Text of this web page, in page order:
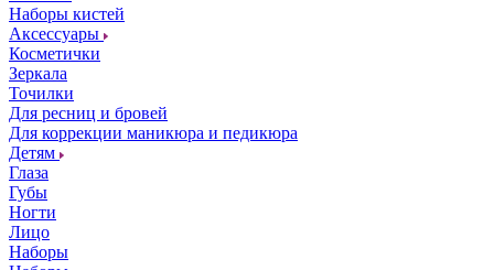
Наборы кистей
Аксессуары
Косметички
Зеркала
Точилки
Для ресниц и бровей
Для коррекции маникюра и педикюра
Детям
Глаза
Губы
Ногти
Лицо
Наборы